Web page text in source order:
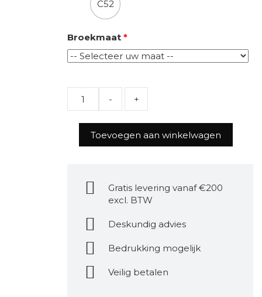
C52
Broekmaat *
Toevoegen aan winkelwagen
Gratis levering vanaf €200
excl. BTW
Deskundig advies
Bedrukking mogelijk
Veilig betalen